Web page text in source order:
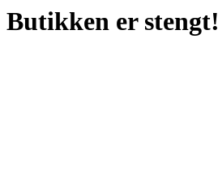
Butikken er stengt!